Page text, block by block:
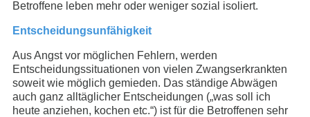
Betroffene leben mehr oder weniger sozial isoliert.
Entscheidungsunfähigkeit
Aus Angst vor möglichen Fehlern, werden
Entscheidungssituationen von vielen Zwangserkrankten
soweit wie möglich gemieden. Das ständige Abwägen
auch ganz alltäglicher Entscheidungen („was soll ich
heute anziehen, kochen etc.“) ist für die Betroffenen sehr